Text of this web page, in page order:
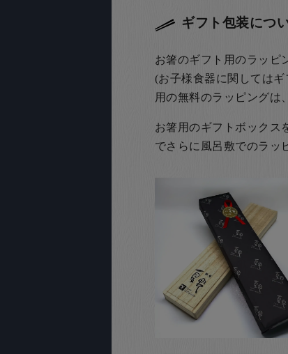
ギフト包装につ
お箸のギフト用のラッピ
(お子様食器に関しては
用の無料のラッピングは
お箸用のギフトボックス
でさらに風呂敷でのラッ